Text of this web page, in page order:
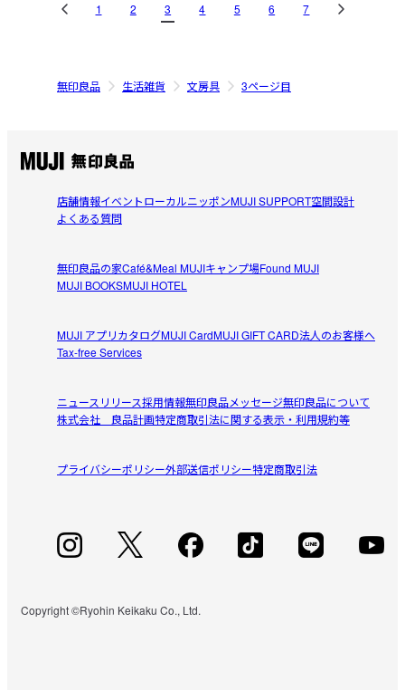
1
2 3 4 5 6 7
無印良品 生活雑貨 文房具 3ページ目
店舗情報イベントローカルニッポンMUJI SUPPORT空間設計
よくある質問
無印良品の家Café&Meal MUJIキャンプ場Found MUJI
MUJI BOOKSMUJI HOTEL
MUJI アプリカタログMUJI CardMUJI GIFT CARD法人のお客様へ
Tax-free Services
ニュースリリース採用情報無印良品メッセージ無印良品について
株式会社 良品計画特定商取引法に関する表示・利用規約等
プライバシーポリシー外部送信ポリシー特定商取引法
Copyright ©Ryohin Keikaku Co., Ltd.